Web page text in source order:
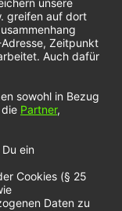
Klang
spielen
sich der
du unter
um
zu